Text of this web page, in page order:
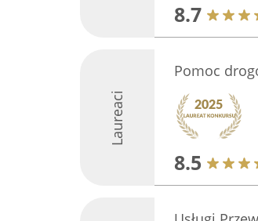
8.7
Laureaci
Pomoc
8.5